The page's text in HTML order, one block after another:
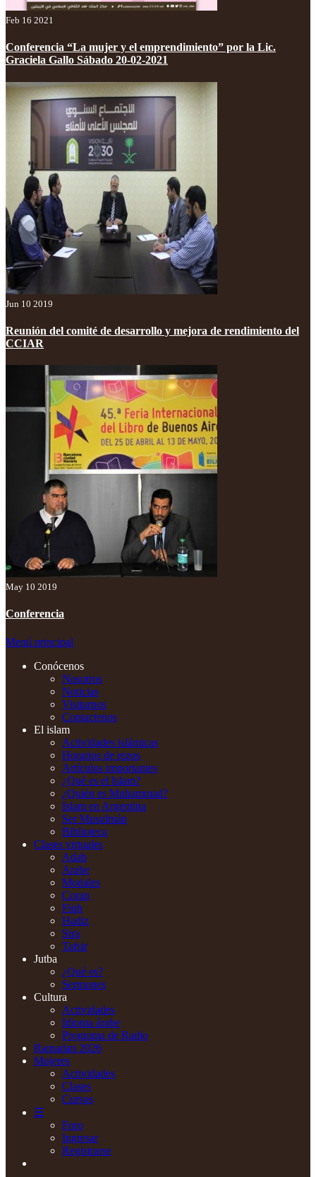
Feb 16 2021
Conferencia “La mujer y el emprendimiento” por la Lic.
Graciela Gallo Sábado 20-02-2021
Jun 10 2019
Reunión del comité de desarrollo y mejora de rendimiento del
CCIAR
May 10 2019
Conferencia
Menú principal
Conócenos
Nosotros
Noticias
Visitarnos
Contactenos
El islam
Actividades islámicas
Horarios de rezos
Artículos importantes
¿Qué es el Islam?
¿Quién es Muhammad?
Islam en Argentina
Ser Musulmán
Biblioteca
Clases virtuales
Adab
Arabe
Modales
Coran
Fiqh
Hadiz
Sira
Tafsir
Jutba
¿Qué es?
Sermones
Cultura
Actividades
Idioma árabe
Programa de Radio
Ramadan 2026
Mujeres
Actividades
Clases
Cursos
☰
Foro
Ingresar
Registrarse